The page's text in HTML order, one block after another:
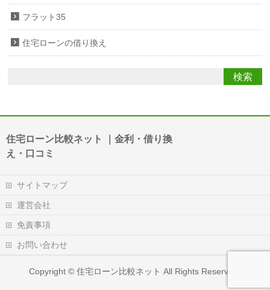
フラット35
住宅ローンの借り換え
住宅ローン比較ネット ｜金利・借り換
え・口コミ
サイトマップ
運営会社
免責事項
お問い合わせ
Copyright ©住宅ローン比較ネット All Rights Reserved.